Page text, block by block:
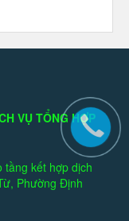
VỤ TỔNG HỢP
tầng kết hợp dịch
Phường Định